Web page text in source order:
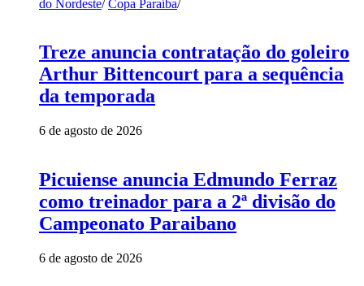
do Nordeste/ Copa Paraíba/
Treze anuncia contratação do goleiro
Arthur Bittencourt para a sequência
da temporada
6 de agosto de 2026
Picuiense anuncia Edmundo Ferraz
como treinador para a 2ª divisão do
Campeonato Paraibano
6 de agosto de 2026